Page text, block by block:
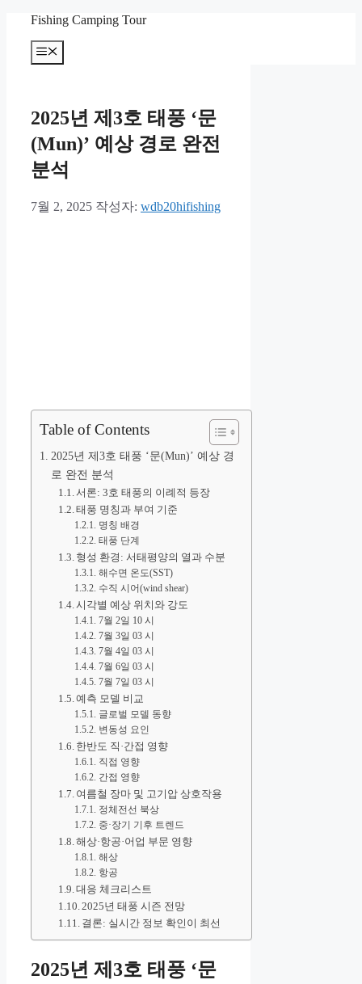
Fishing Camping Tour
메
뉴
2025년 제3호 태풍 ‘문
(Mun)’ 예상 경로 완전
분석
7월 2, 2025 작성자: wdb20hifishing
Table of Contents
2025년 제3호 태풍 ‘문(Mun)’ 예상 경
로 완전 분석
서론: 3호 태풍의 이례적 등장
태풍 명칭과 부여 기준
명칭 배경
태풍 단계
형성 환경: 서태평양의 열과 수분
해수면 온도(SST)
수직 시어(wind shear)
시각별 예상 위치와 강도
7월 2일 10 시
7월 3일 03 시
7월 4일 03 시
7월 6일 03 시
7월 7일 03 시
예측 모델 비교
글로벌 모델 동향
변동성 요인
한반도 직·간접 영향
직접 영향
간접 영향
여름철 장마 및 고기압 상호작용
정체전선 북상
중·장기 기후 트렌드
해상·항공·어업 부문 영향
해상
항공
대응 체크리스트
2025년 태풍 시즌 전망
결론: 실시간 정보 확인이 최선
2025년 제3호 태풍 ‘문